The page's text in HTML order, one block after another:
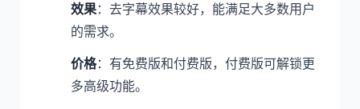
效果：去字幕效果较好，能满足大多数用户
的需求。
价格：有免费版和付费版，付费版可解锁更
多高级功能。